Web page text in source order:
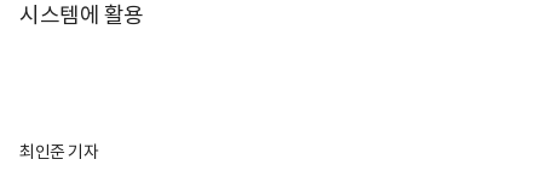
시스템에 활용
최인준 기자